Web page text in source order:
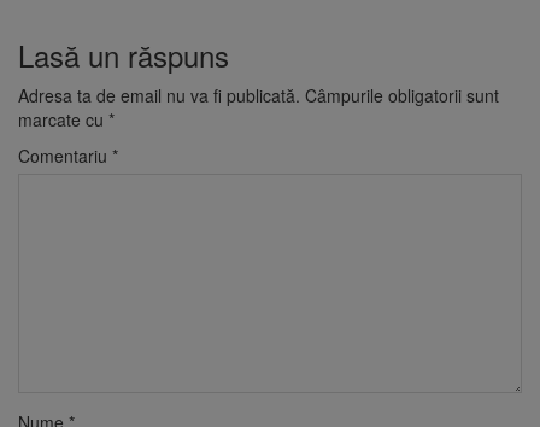
Lasă un răspuns
Adresa ta de email nu va fi publicată. Câmpurile obligatorii sunt
marcate cu *
Comentariu *
Nume *